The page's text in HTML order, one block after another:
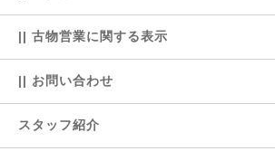
|| 古物営業に関する表示
|| お問い合わせ
スタッフ紹介